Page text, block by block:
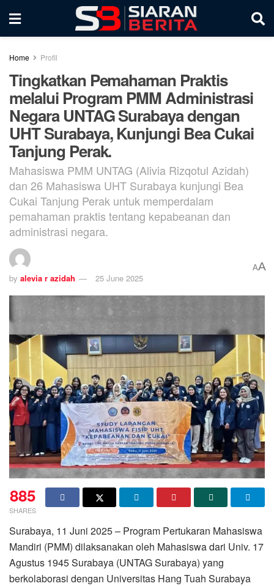
Home Profil
Tingkatkan Pemahaman Praktis
melalui Program PMM Administrasi
Negara UNTAG Surabaya dengan
UHT Surabaya, Kunjungi Bea Cukai
Tanjung Perak.
Mahasiswa PMM UNTAG (Alivia Rizqotul Azidah)
dan 26 Mahasiswa UHT Surabaya kunjungi Bea
Cukai Tanjung Perak untuk memperdalam
pemahaman praktis tentang kepabeanan dan
administrasi negara.
by alevia r azidah 25 June 2025
AA
885
SHARES
Surabaya, 11 Juni 2025 – Program Pertukaran Mahasiswa
Mandiri (PMM) dilaksanakan oleh Mahasiswa dari Univ. 17
Agustus 1945 Surabaya (UNTAG Surabaya) yang
berkolaborasi dengan Universitas Hang Tuah Surabaya